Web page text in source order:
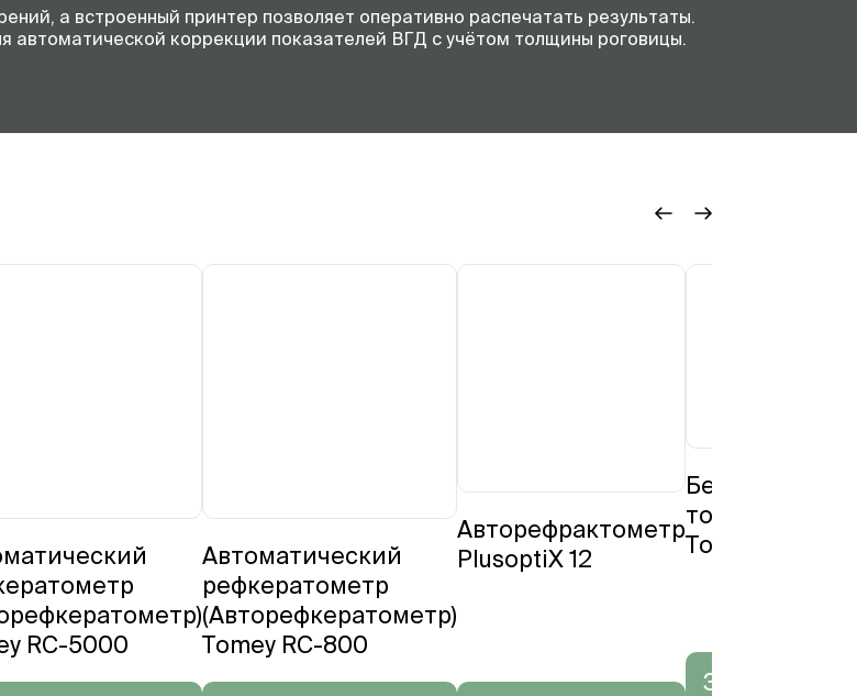
а встроенный принтер позволяет оперативно распечатать результаты.
автоматической коррекции показателей ВГД с учётом толщины роговицы.
RC-5000
Автоматический
рефкератометр
(Авторефкератометр)
Tomey RC-800
Авторефрактометр
PlusoptiX 12
тонометр
Tomey FT-1000
Запросить